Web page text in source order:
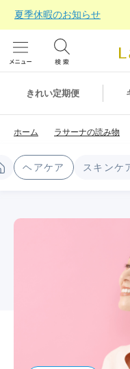
きれい定期便
夏季休暇のお知らせ
ホーム ラサーナの読み物
ヘアケア スキンケ